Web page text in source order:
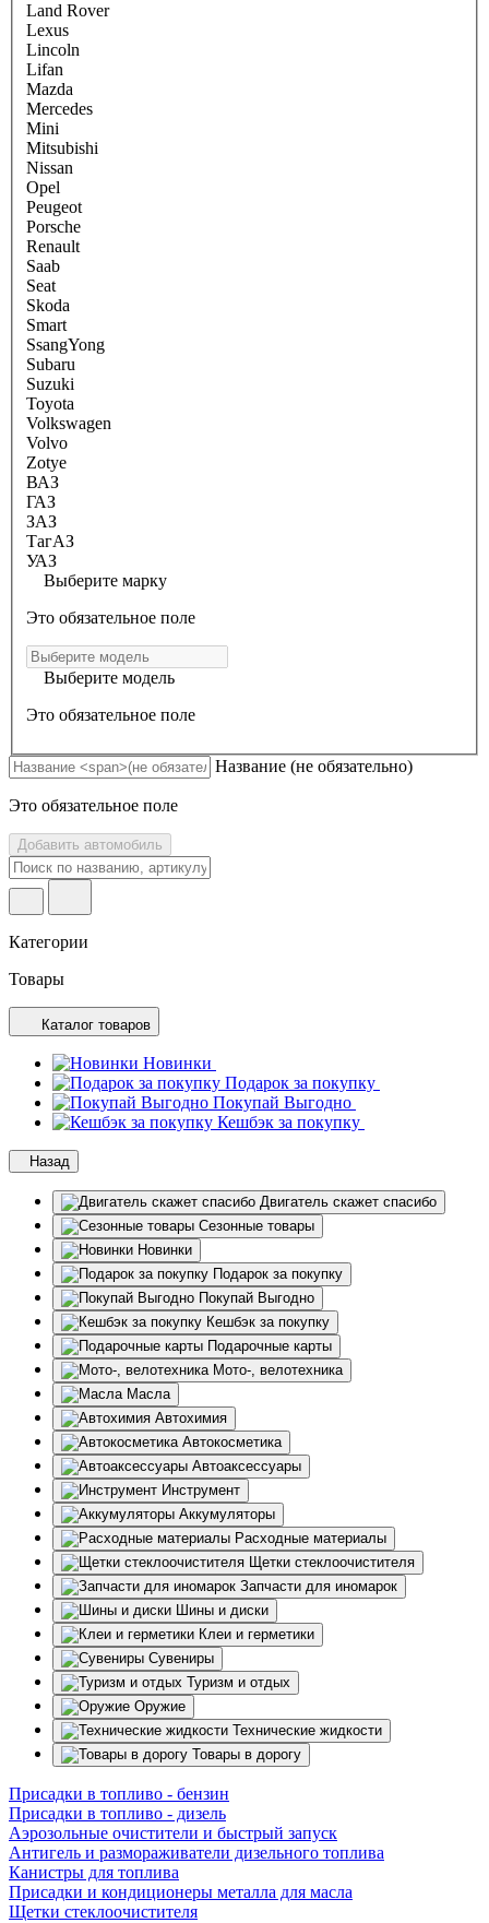
Land Rover
Lexus
Lincoln
Lifan
Mazda
Mercedes
Mini
Mitsubishi
Nissan
Opel
Peugeot
Porsche
Renault
Saab
Seat
Skoda
Smart
SsangYong
Subaru
Suzuki
Toyota
Volkswagen
Volvo
Zotye
ВАЗ
ГАЗ
ЗАЗ
ТагАЗ
УАЗ
Выберите марку
Это обязательное поле
Выберите модель
Это обязательное поле
Название (не обязательно)
Это обязательное поле
Добавить автомобиль
Категории
Товары
Каталог товаров
Новинки
Подарок за покупку
Покупай Выгодно
Кешбэк за покупку
Назад
Двигатель скажет спасибо
Сезонные товары
Новинки
Подарок за покупку
Покупай Выгодно
Кешбэк за покупку
Подарочные карты
Мото-, велотехника
Масла
Автохимия
Автокосметика
Автоаксессуары
Инструмент
Аккумуляторы
Расходные материалы
Щетки стеклоочистителя
Запчасти для иномарок
Шины и диски
Клеи и герметики
Сувениры
Туризм и отдых
Оружие
Технические жидкости
Товары в дорогу
Присадки в топливо - бензин
Присадки в топливо - дизель
Аэрозольные очистители и быстрый запуск
Антигель и размораживатели дизельного топлива
Канистры для топлива
Присадки и кондиционеры металла для масла
Щетки стеклоочистителя